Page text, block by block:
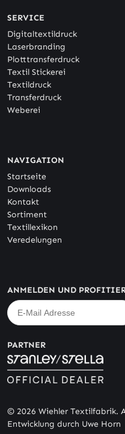
SERVICE
Digitaltextildruck
Laserbranding
Plotttransferdruck
Textil Stickerei
Textildruck
Transferdruck
Weberei
NAVIGATION
Startseite
Downloads
Kontakt
Sortiment
Textillexikon
Veredelungen
ANMELDEN UND
PARTNER
© 2026 Wiehler Textilfabrik.
Entwicklung durch Uwe Horn